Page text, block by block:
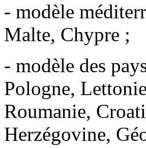
- modèle
Malte, Chypre ;
- modèle des
Pologne,
Roumanie,
Herzégovine,